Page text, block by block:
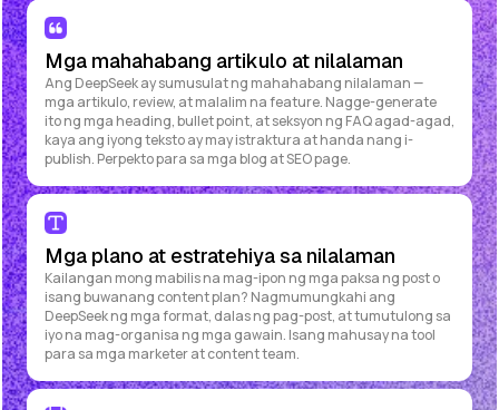
Mga mahahabang artikulo at nilalaman
Ang DeepSeek ay sumusulat ng mahahabang nilalaman —
mga artikulo, review, at malalim na feature. Nagge-generate
ito ng mga heading, bullet point, at seksyon ng FAQ agad-agad,
kaya ang iyong teksto ay may istraktura at handa nang i-
publish. Perpekto para sa mga blog at SEO page.
Mga plano at estratehiya sa nilalaman
Kailangan mong mabilis na mag-ipon ng mga paksa ng post o
isang buwanang content plan? Nagmumungkahi ang
DeepSeek ng mga format, dalas ng pag-post, at tumutulong sa
iyo na mag-organisa ng mga gawain. Isang mahusay na tool
para sa mga marketer at content team.